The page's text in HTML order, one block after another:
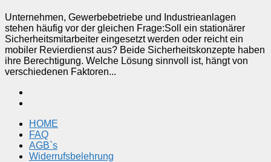
Unternehmen, Gewerbebetriebe und Industrieanlagen
stehen häufig vor der gleichen Frage:Soll ein stationärer
Sicherheitsmitarbeiter eingesetzt werden oder reicht ein
mobiler Revierdienst aus? Beide Sicherheitskonzepte haben
ihre Berechtigung. Welche Lösung sinnvoll ist, hängt von
verschiedenen Faktoren...
HOME
FAQ
AGB`s
Widerrufsbelehrung